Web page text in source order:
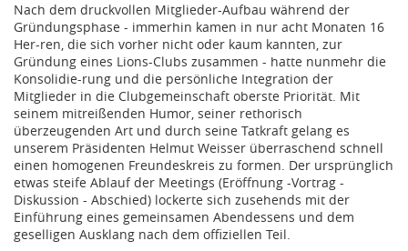
Nach dem druckvollen Mitglieder-Aufbau während der
Gründungsphase - immerhin kamen in nur acht Monaten 16
Her-ren, die sich vorher nicht oder kaum kannten, zur
Gründung eines Lions-Clubs zusammen - hatte nunmehr die
Konsolidie-rung und die persönliche Integration der
Mitglieder in die Clubgemeinschaft oberste Priorität. Mit
seinem mitreißenden Humor, seiner rethorisch
überzeugenden Art und durch seine Tatkraft gelang es
unserem Präsidenten Helmut Weisser überraschend schnell
einen homogenen Freundeskreis zu formen. Der ursprünglich
etwas steife Ablauf der Meetings (Eröffnung -Vortrag -
Diskussion - Abschied) lockerte sich zusehends mit der
Einführung eines gemeinsamen Abendessens und dem
geselligen Ausklang nach dem offiziellen Teil.